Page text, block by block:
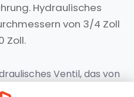
Hydraulisches
von 3/4 Zoll
Zoll.
Ventil, das von
Spule gesteuert wird und